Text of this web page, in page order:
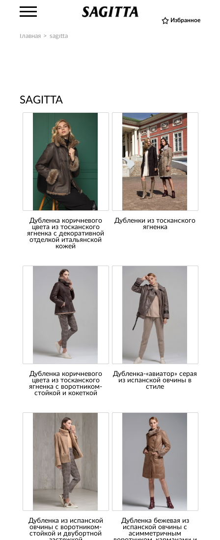
Избранное
Главная > sagitta
SAGITTA
Дубленка коричневого
цвета из тосканского
ягненка с декоративной
отделкой итальянской
кожей
Дубленки из тосканского
ягненка
Дубленка коричневого
цвета из тосканского
ягненка с воротником-
стойкой и кокеткой
Дубленка-«авиатор» серая
из испанской овчины в
стиле
Дубленка из испанской
овчины с воротником-
стойкой и двубортной
Дубленка бежевая из
испанской овчины с
асимметричным